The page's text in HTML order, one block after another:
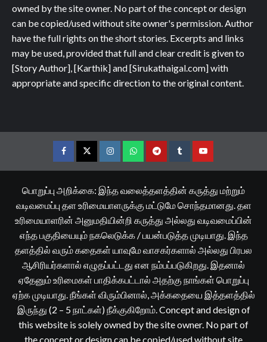
owned by the site owner. No part of the concept or design
can be copied/used without site owner's permission. Author
have the full rights on the short stories. Excerpts and links
may be used, provided that full and clear credit is given to
[Story Author], [Karthik] and [Sirukathaigal.com] with
appropriate and specific direction to the original content.
FacebookTwitterInstagramWhatsappTelegramTumblrYouTube
பொறுப்பு அறிக்கை: இந்த வலைத்தளத்தின் கருத்து மற்றும்
வடிவமைப்பு தள உரிமையாளருக்கு மட்டுமே சொந்தமானது. தள
உரிமையாளரின் அனுமதியின்றி கருத்து அல்லது வடிவமைப்பின்
எந்த பகுதியையும் நகலெடுக்க / பயன்படுத்த முடியாது. இந்த
தளத்தில் வரும் கதைகள் யாவுமே வாசகர்களால் அல்லது பிரபல
ஆசிரியர்களால் எழுதப்பட்டது என நம்பப்படுகிறது. இதனால்
ஏதேனும் உரிமைகள் பாதிக்கபட்டால் அதற்கு நாங்கள் பொறுப்பு
ஏற்க முடியாது. நீங்கள் விரும்பினால், அக்கதையை இத்தளத்தில்
இருந்து (2 – 5 நாட்கள்) நீக்குகிறோம். Concept and design of
this website is solely owned by the site owner. No part of
the concept or design can be copied/used without site